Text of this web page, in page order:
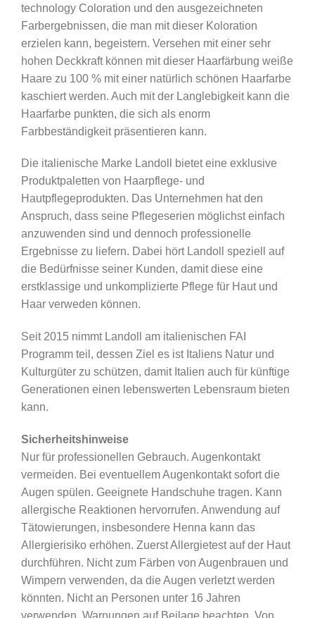
Delicate
Copper
Blonde
/
Zart
Kupfer
Blond
Menge
technology Coloration und den ausgezeichneten
Farbergebnissen, die man mit dieser Koloration
erzielen kann, begeistern. Versehen mit einer sehr
hohen Deckkraft können mit dieser Haarfärbung weiße
Haare zu 100 % mit einer natürlich schönen Haarfarbe
kaschiert werden. Auch mit der Langlebigkeit kann die
Haarfarbe punkten, die sich als enorm
Farbbeständigkeit präsentieren kann.
Die italienische Marke Landoll bietet eine exklusive
Produktpaletten von Haarpflege- und
Hautpflegeprodukten. Das Unternehmen hat den
Anspruch, dass seine Pflegeserien möglichst einfach
anzuwenden sind und dennoch professionelle
Ergebnisse zu liefern. Dabei hört Landoll speziell auf
die Bedürfnisse seiner Kunden, damit diese eine
erstklassige und unkomplizierte Pflege für Haut und
Haar verweden können.
Seit 2015 nimmt Landoll am italienischen FAI
Programm teil, dessen Ziel es ist Italiens Natur und
Kulturgüter zu schützen, damit Italien auch für künftige
Generationen einen lebenswerten Lebensraum bieten
kann.
Sicherheitshinweise
Nur für professionellen Gebrauch. Augenkontakt
vermeiden. Bei eventuellem Augenkontakt sofort die
Augen spülen. Geeignete Handschuhe tragen. Kann
allergische Reaktionen hervorrufen. Anwendung auf
Tätowierungen, insbesondere Henna kann das
Allergierisiko erhöhen. Zuerst Allergietest auf der Haut
durchführen. Nicht zum Färben von Augenbrauen und
Wimpern verwenden, da die Augen verletzt werden
könnten. Nicht an Personen unter 16 Jahren
verwenden. Warnungen auf Beilage beachten. Von